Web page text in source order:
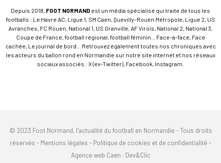
Depuis 2018, FOOT NORMAND est un média spécialisé qui traite de tous les
footballs : Le Havre AC, Ligue 1, SM Caen, Quevilly-Rouen Métropole, Ligue 2, US
Avranches, FC Rouen, National 1, US Granville, AF Virois, National 2, National 3,
Coupe de France, football régional, football féminin... Face-à-face, Face
cachée, Le journal de bord... Retrouvez également toutes nos chroniques avec
les acteurs du ballon rond en Normandie sur notre site internet et nos réseaux
sociaux associés : X (ex-Twitter), Facebook, Instagram.
© 2023 Foot Normand, l’actualité du football en Normandie - Tous droits
réservés - Mentions légales - Politique de cookies et de confidentialité-
Agence web Caen : Dev&Clic